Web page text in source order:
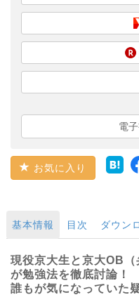
電
お気に入り
基本情報 目次 ダウン
現役京大生と京大OB（
が勉強法を徹底討論！
誰もが気になっていた